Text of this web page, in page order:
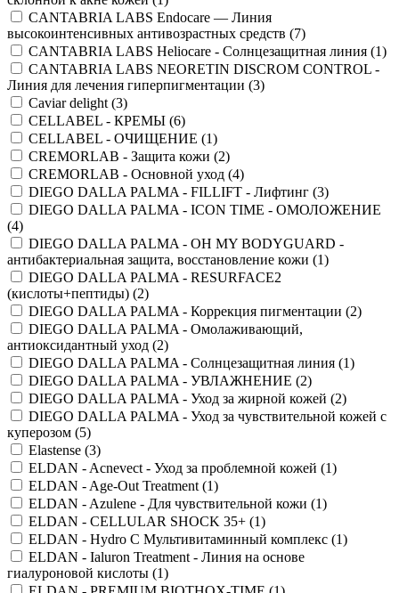
CANTABRIA LABS Endocare — Линия
высокоинтенсивных антивозрастных средств (7)
CANTABRIA LABS Heliocare - Cолнцезащитная линия (1)
CANTABRIA LABS NEORETIN DISCROM CONTROL -
Линия для лечения гиперпигментации (3)
Caviar delight (3)
CELLABEL - КРЕМЫ (6)
CELLABEL - ОЧИЩЕНИЕ (1)
CREMORLAB - Защита кожи (2)
CREMORLAB - Основной уход (4)
DIEGO DALLA PALMA - FILLIFT - Лифтинг (3)
DIEGO DALLA PALMA - ICON TIME - ОМОЛОЖЕНИЕ
(4)
DIEGO DALLA PALMA - OH MY BODYGUARD -
антибактериальная защита, восстановление кожи (1)
DIEGO DALLA PALMA - RESURFACE2
(кислоты+пептиды) (2)
DIEGO DALLA PALMA - Коррекция пигментации (2)
DIEGO DALLA PALMA - Омолаживающий,
антиоксидантный уход (2)
DIEGO DALLA PALMA - Солнцезащитная линия (1)
DIEGO DALLA PALMA - УВЛАЖНЕНИЕ (2)
DIEGO DALLA PALMA - Уход за жирной кожей (2)
DIEGO DALLA PALMA - Уход за чувствительной кожей с
куперозом (5)
Elastense (3)
ELDAN - Acnevect - Уход за проблемной кожей (1)
ELDAN - Age-Out Treatment (1)
ELDAN - Azulene - Для чувствительной кожи (1)
ELDAN - CELLULAR SHOCK 35+ (1)
ELDAN - Hydro C Мультивитаминный комплекс (1)
ELDAN - Ialuron Treatment - Линия на основе
гиалуроновой кислоты (1)